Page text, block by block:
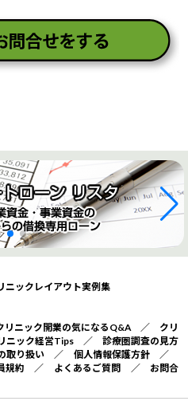
ニックレイアウト実例集
リニック開業の気になるQ&A／ クリ
ニック経営Tips／ 診療圏調査の見方
取り扱い ／ 個人情報保護方針 ／
規約 ／ よくあるご質問 ／ お問合